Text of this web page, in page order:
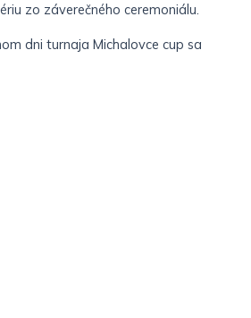
zo záverečného ceremoniálu.
dni turnaja Michalovce cup sa